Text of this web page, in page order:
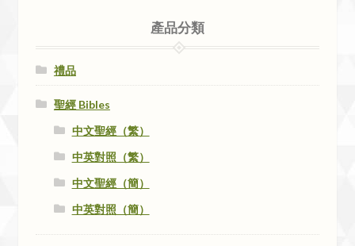
產品分類
禮品
聖經 Bibles
中文聖經（繁）
中英對照（繁）
中文聖經（簡）
中英對照（簡）